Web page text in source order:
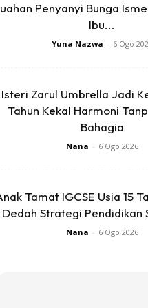
Penyanyi Bunga
Ibu...
Yuna Nazwa - 6 Ogo
Isteri Zarul Umbrella Jadi
Tahun Kekal Harmoni
Bahagia
Nana - 6 Ogo 2026
Tamat IGCSE Usia 15
Dedah Strategi Pendidikan
Nana - 6 Ogo 2026